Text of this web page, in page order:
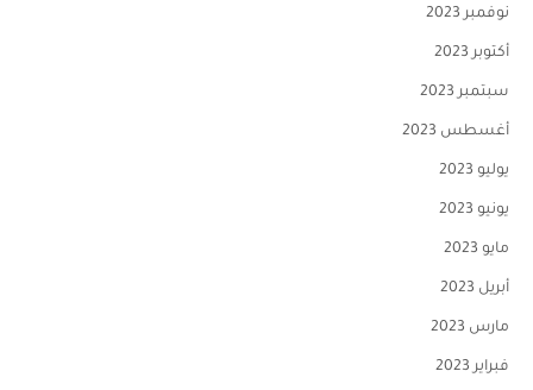
نوفمبر 2023
أكتوبر 2023
سبتمبر 2023
أغسطس 2023
يوليو 2023
يونيو 2023
مايو 2023
أبريل 2023
مارس 2023
فبراير 2023